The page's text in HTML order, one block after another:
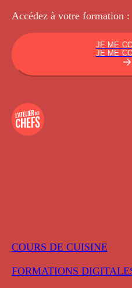
COURS DE CUISINE
FORMATIONS
Accédez à votre formation :
JE ME
JE ME